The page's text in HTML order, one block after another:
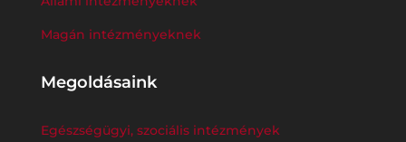
Magán intézményeknek
Megoldásaink
Egészségügyi, szociális intézmények